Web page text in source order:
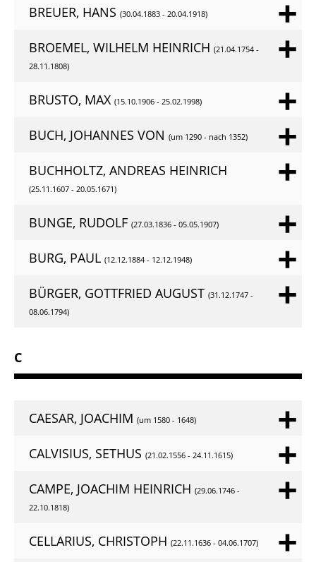
BREUER, HANS (30.04.1883 - 20.04.1918)
BROEMEL, WILHELM HEINRICH (21.04.1754 -
28.11.1808)
BRUSTO, MAX (15.10.1906 - 25.02.1998)
BUCH, JOHANNES VON (um 1290 - nach 1352)
BUCHHOLTZ, ANDREAS HEINRICH
(25.11.1607 - 20.05.1671)
BUNGE, RUDOLF (27.03.1836 - 05.05.1907)
BURG, PAUL (12.12.1884 - 12.12.1948)
BÜRGER, GOTTFRIED AUGUST (31.12.1747 -
08.06.1794)
C
CAESAR, JOACHIM (um 1580 - 1648)
CALVISIUS, SETHUS (21.02.1556 - 24.11.1615)
CAMPE, JOACHIM HEINRICH (29.06.1746 -
22.10.1818)
CELLARIUS, CHRISTOPH (22.11.1636 - 04.06.1707)